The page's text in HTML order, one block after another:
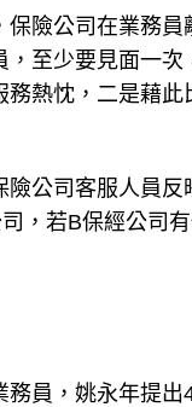
險公司在業務
至少要見面一
熱忱，二是藉
公司客服人員
，若B保經公司
員，姚永年提出